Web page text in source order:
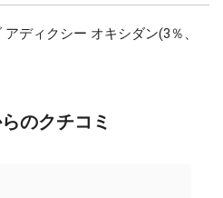
ディクシー オキシダン(3％、
のクチコミ